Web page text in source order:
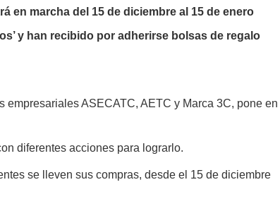
en marcha del 15 de diciembre al 15 de enero
y han recibido por adherirse bolsas de regalo
ASECATC, AETC y Marca 3C, pone en
diferentes acciones para lograrlo.
se lleven sus compras, desde el 15 de diciembre